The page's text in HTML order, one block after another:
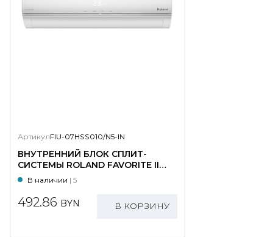
АртикулFIU-07HSS010/N5-IN
ВНУТРЕННИЙ БЛОК СПЛИТ-
СИСТЕМЫ ROLAND FAVORITE II
INVERTER; FIU-07HSS010/N5-IN
В наличии | 5
492.86 BYN В КОРЗИНУ